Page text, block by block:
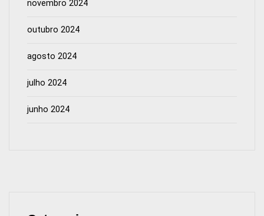
novembro 2024
outubro 2024
agosto 2024
julho 2024
junho 2024